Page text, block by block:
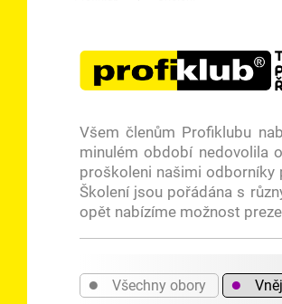
Všem členům Profiklubu
minulém období nedovolila
proškoleni našimi odborníky
Školení jsou pořádána s
opět nabízíme možnost
● Všechny obory ●